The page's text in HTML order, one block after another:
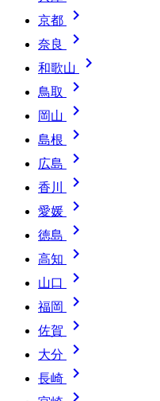
京都 
奈良 
和歌山 
鳥取 
岡山 
島根 
広島 
香川 
愛媛 
徳島 
高知 
山口 
福岡 
佐賀 
大分 
長崎 
